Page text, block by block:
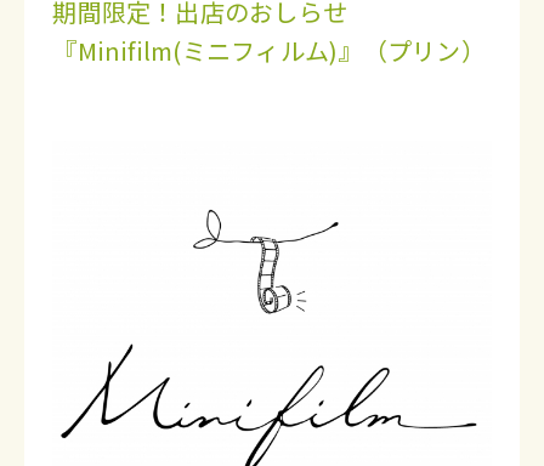
期間限定！出店のおしらせ
『Minifilm(ミニフィルム)』（プリン）